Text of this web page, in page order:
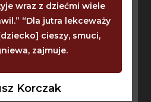
wraz z dziećmi wiele
“Dla jutra lekceważy
cieszy, smuci,
zajmuje.
Korczak